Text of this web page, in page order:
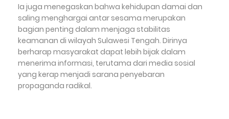
Ia juga menegaskan bahwa kehidupan damai dan
saling menghargai antar sesama merupakan
bagian penting dalam menjaga stabilitas
keamanan di wilayah Sulawesi Tengah. Dirinya
berharap masyarakat dapat lebih bijak dalam
menerima informasi, terutama dari media sosial
yang kerap menjadi sarana penyebaran
propaganda radikal.